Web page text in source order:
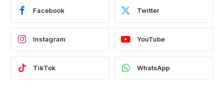
Facebook Twitter
Instagram YouTube
TikTok WhatsApp